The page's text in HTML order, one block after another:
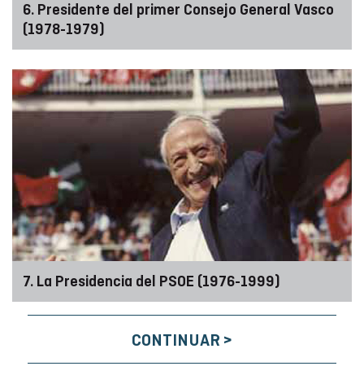
6. Presidente del primer Consejo General Vasco
(1978-1979)
7. La Presidencia del PSOE (1976-1999)
CONTINUAR >